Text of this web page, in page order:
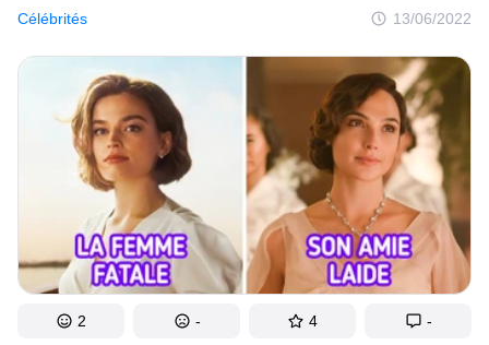
Célébrités 13/06/2022
le rôle. Cependant, le travail pour y parvenir n’est pas toujours
aussi glamour qu’on pourrait l’imaginer et les acteurs sont
fatigués et désireux de terminer le projet le plus rapidement
possible, afin de pouvoir laisser derrière eux les loges
de maquillage et les costumes insupportables.
2 - 4 -